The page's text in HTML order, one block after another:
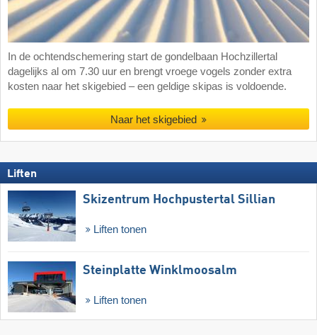
In de ochtendschemering start de gondelbaan Hochzillertal
dagelijks al om 7.30 uur en brengt vroege vogels zonder extra
kosten naar het skigebied – een geldige skipas is voldoende.
Naar het skigebied
Liften
Skizentrum Hochpustertal Sillian
Liften tonen
Steinplatte Winklmoosalm
Liften tonen